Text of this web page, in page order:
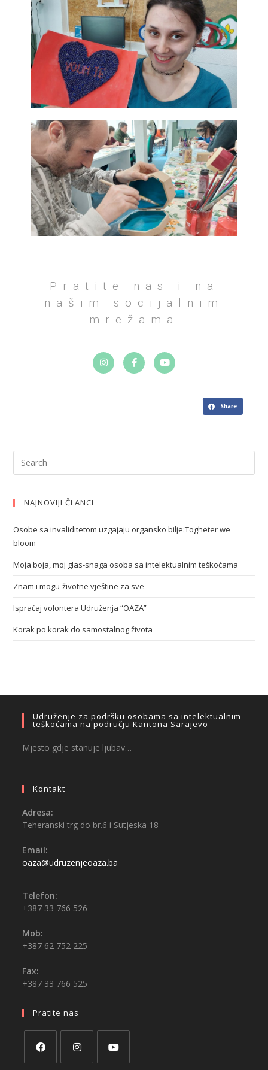
Pratite nas i na
našim socijalnim
mrežama
Share
NAJNOVIJI ČLANCI
Osobe sa invaliditetom uzgajaju organsko bilje:Togheter we
bloom
Moja boja, moj glas-snaga osoba sa intelektualnim teškoćama
Znam i mogu-životne vještine za sve
Ispraćaj volontera Udruženja “OAZA”
Korak po korak do samostalnog života
Udruženje za podršku osobama sa intelektualnim
teškoćama na području Kantona Sarajevo
Mjesto gdje stanuje ljubav…
Kontakt
Adresa:
Teheranski trg do br.6 i Sutjeska 18
Email:
oaza@udruzenjeoaza.ba
Telefon:
+387 33 766 526
Mob:
+387 62 752 225
Fax:
+387 33 766 525
Pratite nas